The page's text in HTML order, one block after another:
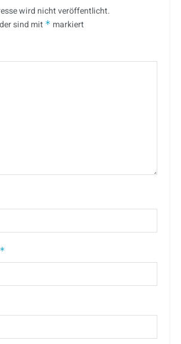
wird nicht veröffentlicht.
sind mit * markiert
*